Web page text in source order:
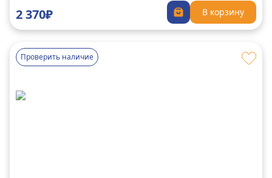
2 370₽ В корзину
Проверить наличие